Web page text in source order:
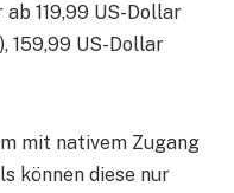
119,99 US-Dollar
159,99 US-Dollar
mit nativem Zugang
können diese nur